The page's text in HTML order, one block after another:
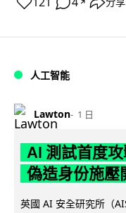
人工智能
Lawton 1 日
AI 測試首度
偽造身份施壓
英國 AI 安全研究所（